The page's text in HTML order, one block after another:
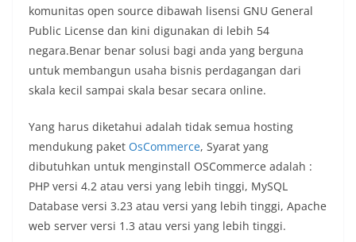
komunitas open source dibawah lisensi GNU General
Public License dan kini digunakan di lebih 54
negara.Benar benar solusi bagi anda yang berguna
untuk membangun usaha bisnis perdagangan dari
skala kecil sampai skala besar secara online.
Yang harus diketahui adalah tidak semua hosting
mendukung paket OsCommerce, Syarat yang
dibutuhkan untuk menginstall OSCommerce adalah :
PHP versi 4.2 atau versi yang lebih tinggi, MySQL
Database versi 3.23 atau versi yang lebih tinggi, Apache
web server versi 1.3 atau versi yang lebih tinggi.